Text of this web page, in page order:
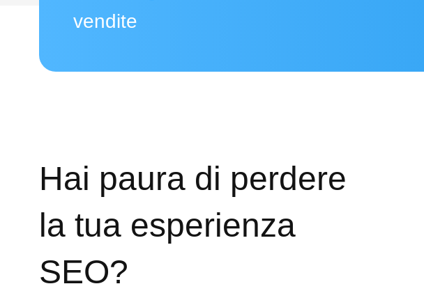
vendite
Hai paura di perdere
la tua esperienza
SEO?